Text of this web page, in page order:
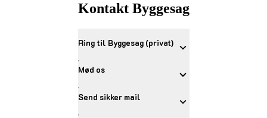
Kontakt Byggesag
Ring til Byggesag (privat)
Mød os
Send sikker mail